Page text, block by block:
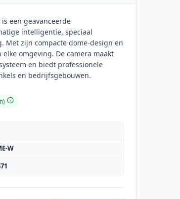
een geavanceerde
intelligentie, speciaal
zijn compacte dome-design en
omgeving. De camera maakt
en biedt professionele
en bedrijfsgebouwen.
W